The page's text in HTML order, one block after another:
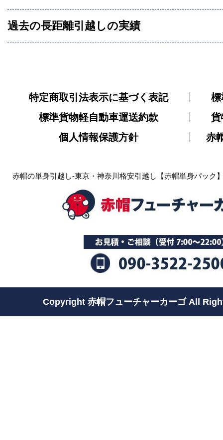
過去の長距離引越しの実績
特定商取引法表示に基づく表記
標
標準貨物軽自動車運送約款
貨
個人情報保護方針
赤
赤帽の単身引越し-東京・神奈川格安引越し【赤帽単身パック
Copyright 赤帽フューチャーカーゴ All